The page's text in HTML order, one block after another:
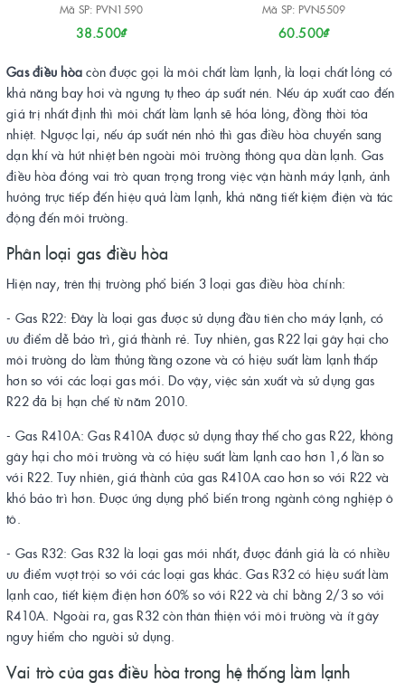
Mã SP: PVN1590
38.500₫
Mã SP: PVN5509
60.500₫
Gas điều hòa còn được gọi là môi chất làm lạnh, là loại chất lỏng có
khả năng bay hơi và ngưng tụ theo áp suất nén. Nếu áp xuất cao đến
giá trị nhất định thì môi chất làm lạnh sẽ hóa lỏng, đồng thời tỏa
nhiệt. Ngược lại, nếu áp suất nén nhỏ thì gas điều hòa chuyển sang
dạn khí và hút nhiệt bên ngoài môi trường thông qua dàn lạnh. Gas
điều hòa đóng vai trò quan trọng trong việc vận hành máy lạnh, ảnh
hưởng trực tiếp đến hiệu quả làm lạnh, khả năng tiết kiệm điện và tác
động đến môi trường.
Phân loại gas điều hòa
Hiện nay, trên thị trường phổ biến 3 loại gas điều hòa chính:
- Gas R22: Đây là loại gas được sử dụng đầu tiên cho máy lạnh, có
ưu điểm dễ bảo trì, giá thành rẻ. Tuy nhiên, gas R22 lại gây hại cho
môi trường do làm thủng tầng ozone và có hiệu suất làm lạnh thấp
hơn so với các loại gas mới. Do vậy, việc sản xuất và sử dụng gas
R22 đã bị hạn chế từ năm 2010.
- Gas R410A: Gas R410A được sử dụng thay thế cho gas R22, không
gây hại cho môi trường và có hiệu suất làm lạnh cao hơn 1,6 lần so
với R22. Tuy nhiên, giá thành của gas R410A cao hơn so với R22 và
khó bảo trì hơn. Được ứng dụng phổ biến trong ngành công nghiệp ô
tô.
- Gas R32: Gas R32 là loại gas mới nhất, được đánh giá là có nhiều
ưu điểm vượt trội so với các loại gas khác. Gas R32 có hiệu suất làm
lạnh cao, tiết kiệm điện hơn 60% so với R22 và chỉ bằng 2/3 so với
R410A. Ngoài ra, gas R32 còn thân thiện với môi trường và ít gây
nguy hiểm cho người sử dụng.
Vai trò của gas điều hòa trong hệ thống làm lạnh